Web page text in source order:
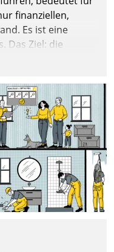
finanziellen,
Es ist eine
Das Ziel: die
Damit
Grundregeln